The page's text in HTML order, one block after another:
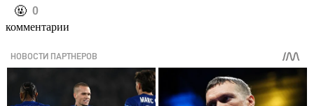
️🤬 0
комментарии